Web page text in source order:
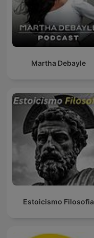
Martha Debayle
Estoicismo Filosofia